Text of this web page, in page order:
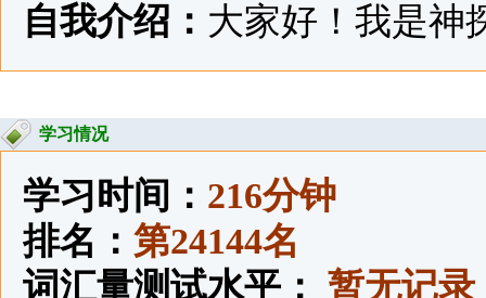
自我介绍： 大家好！我是神
学习情况
学习时间： 216分钟
排名： 第24144名
词汇量测试水平： 暂无记录